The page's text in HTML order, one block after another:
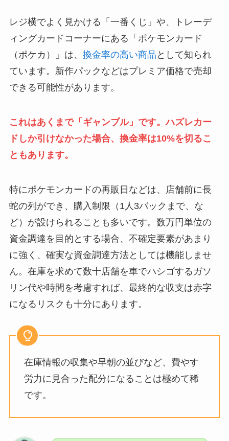
レジ横でよく見かける「一番くじ」や、トレーデ
ィングカードコーナーにある「ポケモンカード
（ポケカ）」は、 換金率の高い商品 として知られ
ています。新作パックなどはプレミア価格で売却
できる可能性があります。
これはあくまで「ギャンブル」です。ハズレカー
ドしか引けなかった場合、換金率は10%を切るこ
ともあります。
特にポケモンカードの再販日などは、店舗前に長
蛇の列ができ、購入制限（1人3バックまで、な
ど）が設けられることも多いです。数万円単位の
資金調達を目的とする場合、不確定要素があまり
に強く、確実な資金調達方法としては機能しませ
ん。在庫を求めて数十店舗を車でハシゴするガソ
リン代や時間を考慮すれば、最終的な収支は赤字
になるリスクも十分にあります。
在庫情報の収集や早朝の並びなど、費やす
労力に見合った配分になることは極めて稀
です。